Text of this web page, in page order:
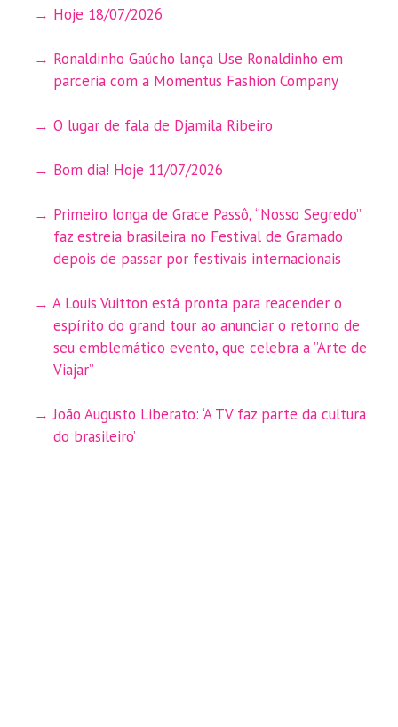
Hoje 18/07/2026
Ronaldinho Gaúcho lança Use Ronaldinho em
parceria com a Momentus Fashion Company
O lugar de fala de Djamila Ribeiro
Bom dia! Hoje 11/07/2026
Primeiro longa de Grace Passô, “Nosso Segredo”
faz estreia brasileira no Festival de Gramado
depois de passar por festivais internacionais
A Louis Vuitton está pronta para reacender o
espírito do grand tour ao anunciar o retorno de
seu emblemático evento, que celebra a ”Arte de
Viajar”
João Augusto Liberato: ‘A TV faz parte da cultura
do brasileiro’